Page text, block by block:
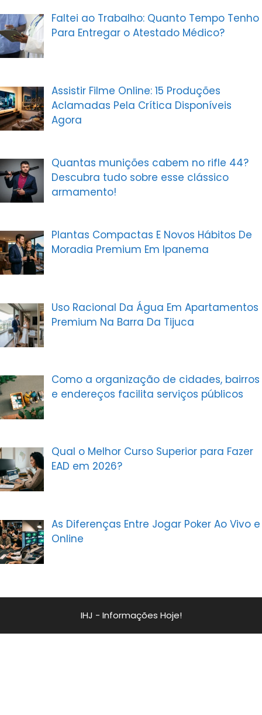
Faltei ao Trabalho: Quanto Tempo Tenho
Para Entregar o Atestado Médico?
Assistir Filme Online: 15 Produções
Aclamadas Pela Crítica Disponíveis
Agora
Quantas munições cabem no rifle 44?
Descubra tudo sobre esse clássico
armamento!
Plantas Compactas E Novos Hábitos De
Moradia Premium Em Ipanema
Uso Racional Da Água Em Apartamentos
Premium Na Barra Da Tijuca
Como a organização de cidades, bairros
e endereços facilita serviços públicos
Qual o Melhor Curso Superior para Fazer
EAD em 2026?
As Diferenças Entre Jogar Poker Ao Vivo e
Online
IHJ - Informações Hoje!